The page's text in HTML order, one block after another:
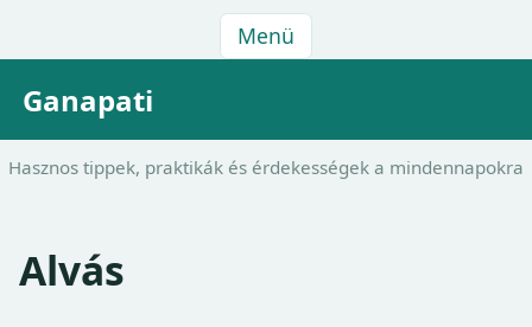
Menü
Ganapati
Hasznos tippek, praktikák és érdekességek a mindennapokra
Alvás